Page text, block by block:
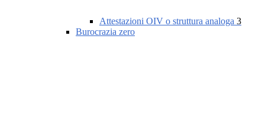
Attestazioni OIV o struttura analoga 3
Burocrazia zero